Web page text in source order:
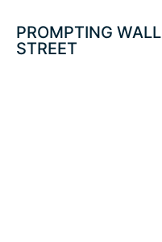
PROMPTING WALL
STREET